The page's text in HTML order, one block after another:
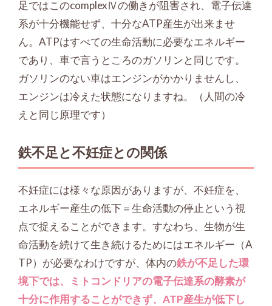
足ではこのcomplexⅣの働きが阻害され、電子伝達
系が十分機能せず、十分なATP産生が出来ませ
ん。ATPはすべての生命活動に必要なエネルギー
であり、車で言うところのガソリンと同じです。
ガソリンのない車はエンジンがかかりませんし、
エンジンは冷えた状態になりますね。（人間の冷
えと同じ原理です）
鉄不足と不妊症との関係
不妊症には様々な原因がありますが、不妊症を、
エネルギー産生の低下＝生命活動の停止という視
点で捉えることができます。すなわち、生物が生
命活動を続けて生き続けるためにはエネルギー（A
TP）が必要なわけですが、体内の鉄が不足した環
境下では、ミトコンドリアの電子伝達系の酵素が
十分に作用することができず、ATP産生が低下し